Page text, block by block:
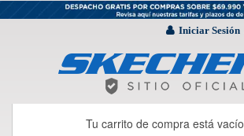
Iniciar Sesión
Tu carrito de compra está vacío